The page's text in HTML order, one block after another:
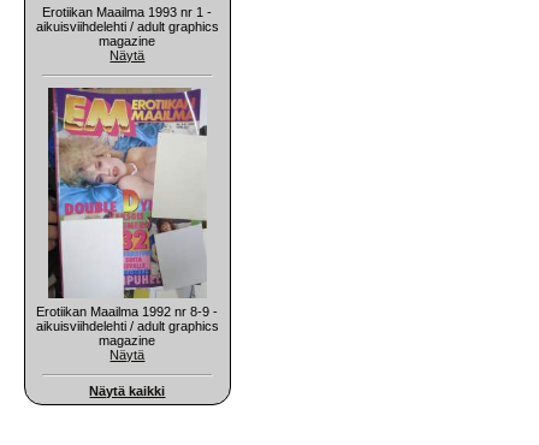
Erotiikan Maailma 1993 nr 1 -
aikuisviihdelehti / adult graphics
magazine
Näytä
Erotiikan Maailma 1992 nr 8-9 -
aikuisviihdelehti / adult graphics
magazine
Näytä
Näytä kaikki